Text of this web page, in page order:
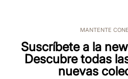
MANTENTE
Suscríbete a la
Descubre todas
nuevas